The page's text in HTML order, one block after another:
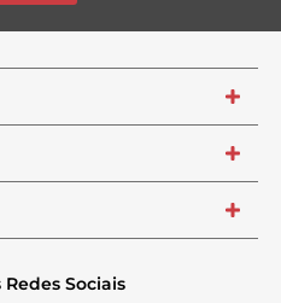
+
+
+
Redes Sociais